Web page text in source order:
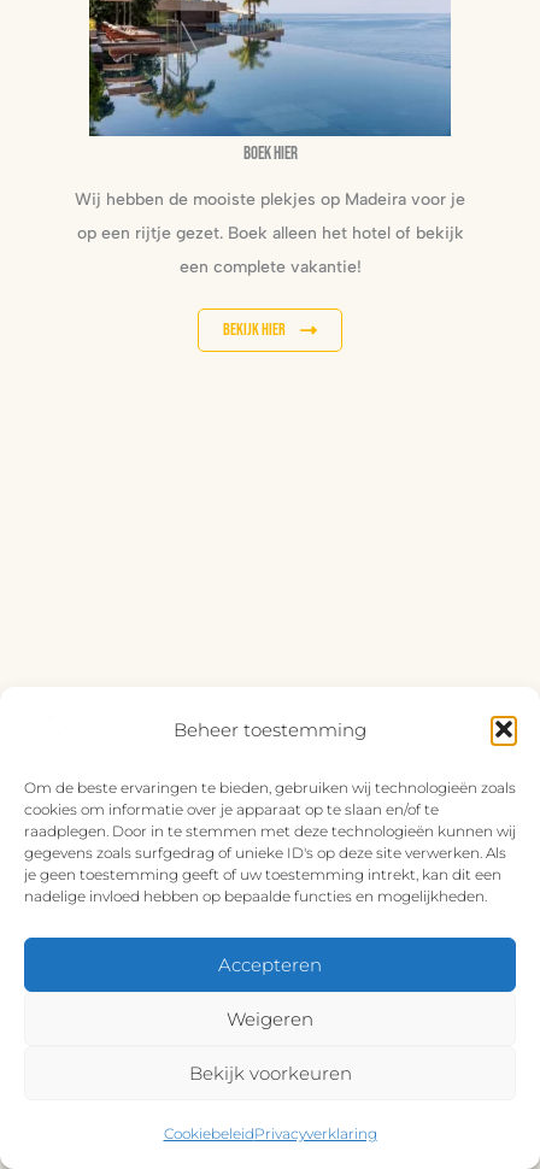
Beheer toestemming
Om de beste ervaringen te bieden, gebruiken wij technologieën zoals
cookies om informatie over je apparaat op te slaan en/of te
raadplegen. Door in te stemmen met deze technologieën kunnen wij
gegevens zoals surfgedrag of unieke ID's op deze site verwerken. Als
je geen toestemming geeft of uw toestemming intrekt, kan dit een
nadelige invloed hebben op bepaalde functies en mogelijkheden.
Accepteren
Weigeren
Bekijk voorkeuren
CookiebeleidPrivacyverklaring
Boek hier
Wij hebben de mooiste plekjes op Madeira voor je
op een rijtje gezet. Boek alleen het hotel of bekijk
een complete vakantie!
Bekijk hier